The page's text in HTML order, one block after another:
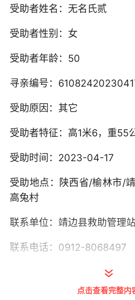
受助者姓名：无名氏贰
受助者性别：女
受助者年龄：50
寻亲编号：
受助原因：其它
受助者特征：高1米6，重55
受助时间：2023-04-17
受助地点：陕西省/榆林市/
高兔村
联系单位：靖边县救助管理
联系电话：0912-8068497
点击查看完整内